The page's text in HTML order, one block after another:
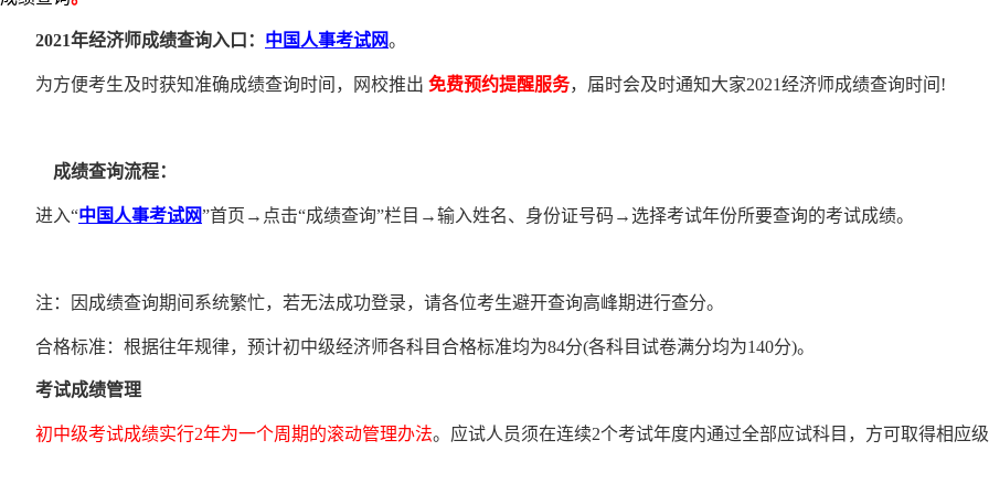
2021年经济师成绩查询入口： 中国人事考试网。
为方便考生及时获知准确成绩查询时间，网校推出 免费预约提醒服务，届时会及时通知大家2021经济师成绩查询时间!
成绩查询流程：
进入“中国人事考试网”首页→点击“成绩查询”栏目→输入姓名、身份证号码→选择考试年份所要查询的考试成绩。
注：因成绩查询期间系统繁忙，若无法成功登录，请各位考生避开查询高峰期进行查分。
合格标准：根据往年规律，预计初中级经济师各科目合格标准均为84分(各科目试卷满分均为140分)。
考试成绩管理
初中级考试成绩实行2年为一个周期的滚动管理办法。应试人员须在连续2个考试年度内通过全部应试科目，方可取得相应级